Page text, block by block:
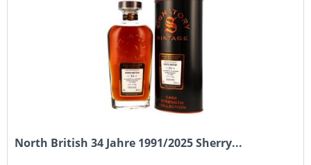
North British 34 Jahre 1991/2025 Sherry...